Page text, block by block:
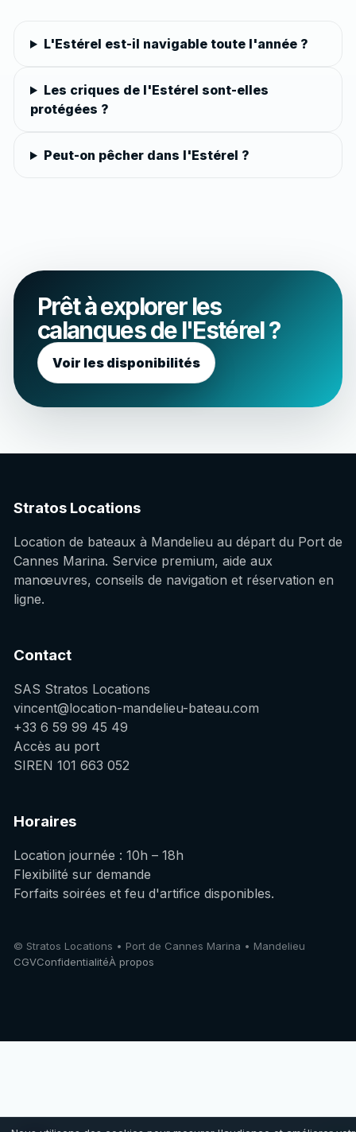
L'Estérel est-il navigable toute l'année ?
Les criques de l'Estérel sont-elles
protégées ?
Peut-on pêcher dans l'Estérel ?
Prêt à explorer les
calanques de l'Estérel ?
Voir les disponibilités
Stratos Locations
Location de bateaux à Mandelieu au départ du Port de
Cannes Marina. Service premium, aide aux
manœuvres, conseils de navigation et réservation en
ligne.
Contact
SAS Stratos Locations
vincent@location-mandelieu-bateau.com
+33 6 59 99 45 49
Accès au port
SIREN 101 663 052
Horaires
Location journée : 10h – 18h
Flexibilité sur demande
Forfaits soirées et feu d'artifice disponibles.
© Stratos Locations • Port de Cannes Marina • Mandelieu
CGVConfidentialitéÀ propos